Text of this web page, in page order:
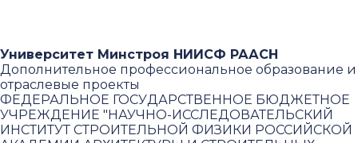
Университет Минстроя НИИСФ РААСН
Дополнительное профессиональное образование и
отраслевые проекты
ФЕДЕРАЛЬНОЕ ГОСУДАРСТВЕННОЕ БЮДЖЕТНОЕ
УЧРЕЖДЕНИЕ "НАУЧНО-ИССЛЕДОВАТЕЛЬСКИЙ
ИНСТИТУТ СТРОИТЕЛЬНОЙ ФИЗИКИ РОССИЙСКОЙ